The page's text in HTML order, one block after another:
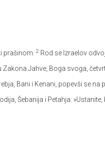
prašinom. 2 Rod se Izraelov
Jahve, Boga svoga,
Bani i Kenani, popevši se
Šebanija i Petahja: